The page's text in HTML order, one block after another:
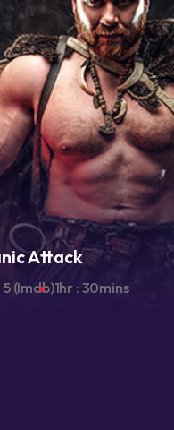
Attack
5 (Imdb)1hr : 30mins